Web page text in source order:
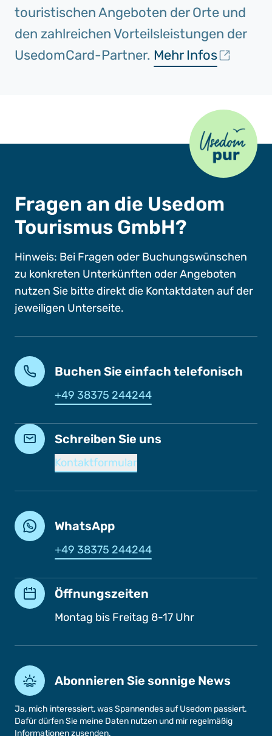
touristischen Angeboten der Orte und
den zahlreichen Vorteilsleistungen der
UsedomCard-Partner. Mehr Infos
Usedom Pur
Fragen an die Usedom
Tourismus GmbH?
Hinweis: Bei Fragen oder Buchungswünschen
zu konkreten Unterkünften oder Angeboten
nutzen Sie bitte direkt die Kontaktdaten auf der
jeweiligen Unterseite.
Buchen Sie einfach telefonisch
+49 38375 244244
Schreiben Sie uns
Kontaktformular
WhatsApp
+49 38375 244244
Öffnungszeiten
Montag bis Freitag 8-17 Uhr
Abonnieren Sie sonnige News
Ja, mich interessiert, was Spannendes auf Usedom passiert.
Dafür dürfen Sie meine Daten nutzen und mir regelmäßig
Informationen zusenden.